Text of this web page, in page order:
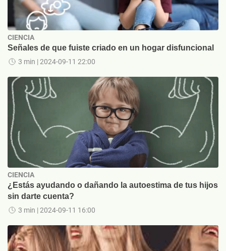
CIENCIA
Señales de que fuiste criado en un hogar disfuncional
3 min | 2024-09-11 22:00
CIENCIA
¿Estás ayudando o dañando la autoestima de tus hijos
sin darte cuenta?
3 min | 2024-09-11 16:00